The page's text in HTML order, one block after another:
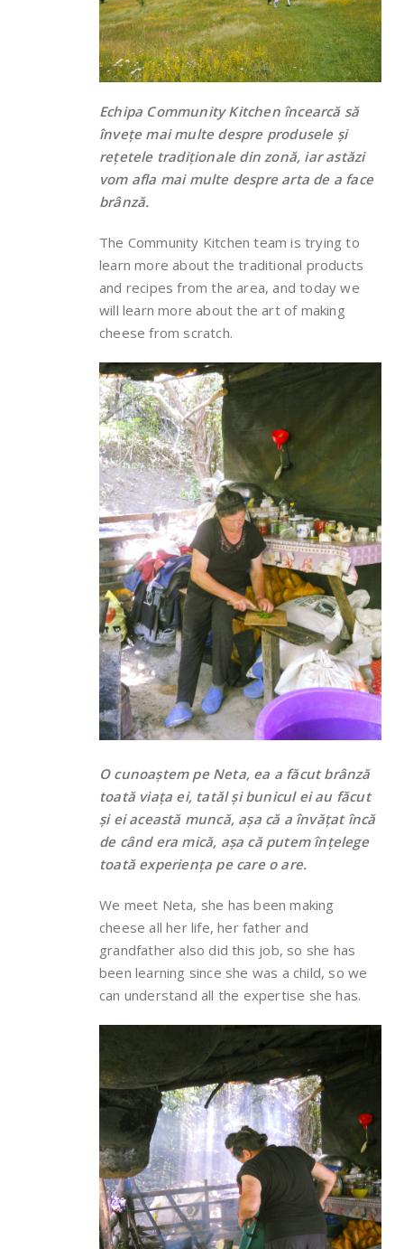
Echipa Community Kitchen încearcă să
învețe mai multe despre produsele și
rețetele tradiționale din zonă, iar astăzi
vom afla mai multe despre arta de a face
brânză.
The Community Kitchen team is trying to
learn more about the traditional products
and recipes from the area, and today we
will learn more about the art of making
cheese from scratch.
O cunoaștem pe Neta, ea a făcut brânză
toată viața ei, tatăl și bunicul ei au făcut
și ei această muncă, așa că a învățat încă
de când era mică, așa că putem înțelege
toată experiența pe care o are.
We meet Neta, she has been making
cheese all her life, her father and
grandfather also did this job, so she has
been learning since she was a child, so we
can understand all the expertise she has.